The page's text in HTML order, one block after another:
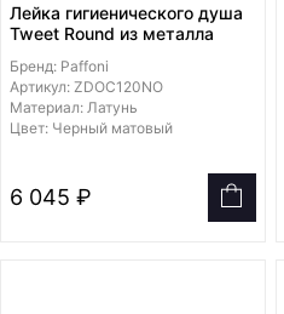
Лейка гигиенического душа
Tweet Round из металла
Бренд: Paffoni
Артикул: ZDOC120NO
Материал: Латунь
Цвет: Черный матовый
6 045 ₽